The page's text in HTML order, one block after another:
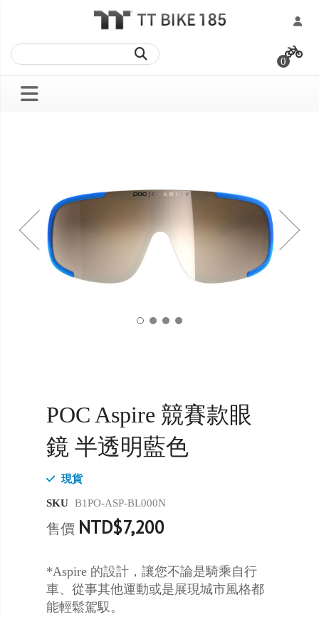
0
images
gallery
images
gallery
POC Aspire 競賽款眼
鏡 半透明藍色
現貨
SKU B1PO-ASP-BL000N
售價 NTD$7,200
*Aspire 的設計，讓您不論是騎乘自行
車、從事其他運動或是展現城市風格都
能輕鬆駕馭。